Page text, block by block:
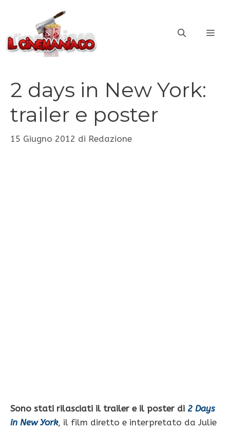
contenuto
2 days in New York:
trailer e poster
15 Giugno 2012 di Redazione
Sono stati rilasciati il trailer e il poster di 2 Days
in New York, il film diretto e interpretato da Julie